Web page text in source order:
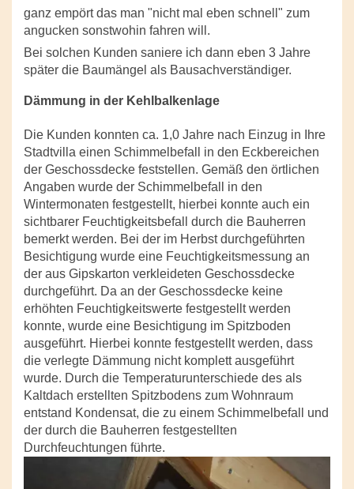
ganz empört das man "nicht mal eben schnell" zum
angucken sonstwohin fahren will.
Bei solchen Kunden saniere ich dann eben 3 Jahre
später die Baumängel als Bausachverständiger.
Dämmung in der Kehlbalkenlage
Die Kunden konnten ca. 1,0 Jahre nach Einzug in Ihre
Stadtvilla einen Schimmelbefall in den Eckbereichen
der Geschossdecke feststellen. Gemäß den örtlichen
Angaben wurde der Schimmelbefall in den
Wintermonaten festgestellt, hierbei konnte auch ein
sichtbarer Feuchtigkeitsbefall durch die Bauherren
bemerkt werden. Bei der im Herbst durchgeführten
Besichtigung wurde eine Feuchtigkeitsmessung an
der aus Gipskarton verkleideten Geschossdecke
durchgeführt. Da an der Geschossdecke keine
erhöhten Feuchtigkeitswerte festgestellt werden
konnte, wurde eine Besichtigung im Spitzboden
ausgeführt. Hierbei konnte festgestellt werden, dass
die verlegte Dämmung nicht komplett ausgeführt
wurde. Durch die Temperaturunterschiede des als
Kaltdach erstellten Spitzbodens zum Wohnraum
entstand Kondensat, die zu einem Schimmelbefall und
der durch die Bauherren festgestellten
Durchfeuchtungen führte.